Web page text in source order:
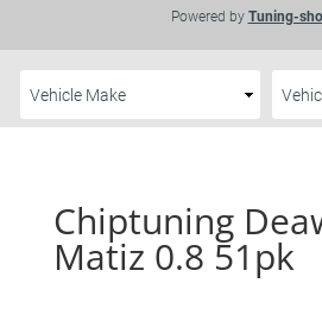
Chiptuning
Matiz 0.8 51pk